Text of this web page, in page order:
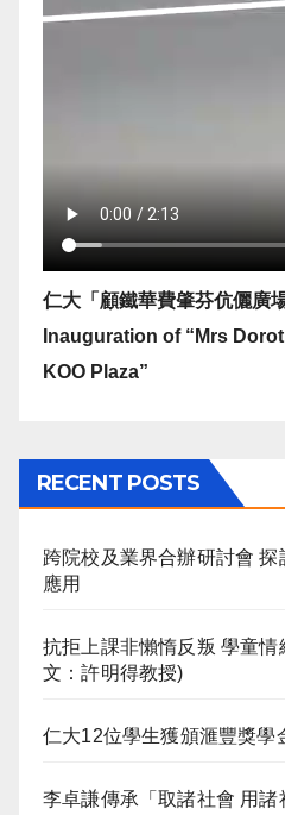
仁大「顧鐵華費肇芬伉儷廣
Inauguration of “Mrs
KOO Plaza”
RECENT POSTS
跨院校及業界合辦研討會
應用
抗拒上課非懶惰反叛 學童
文：許明得教授)
仁大12位學生獲頒滙豐獎學
李卓謙傳承「取諸社會 用諸